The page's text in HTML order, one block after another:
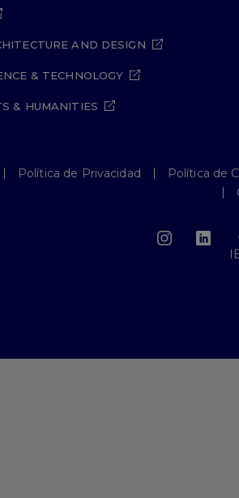
AND DESIGN
& TECHNOLOGY
& HUMANITIES
Política de Privacidad
Política de